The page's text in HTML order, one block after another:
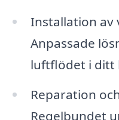
Installation av
Anpassade
luftflödet i ditt
Reparation
Regelbundet